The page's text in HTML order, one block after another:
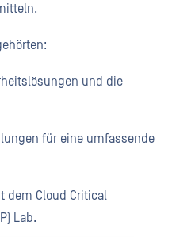
und die
für eine umfassende
dem Cloud Critical
Lab.